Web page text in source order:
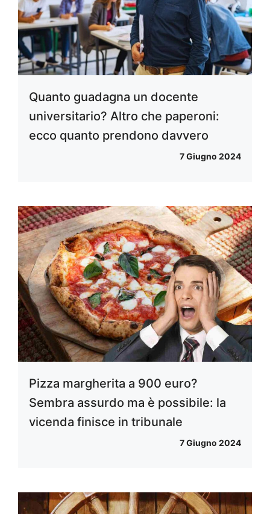
Quanto guadagna un docente
universitario? Altro che paperoni:
ecco quanto prendono davvero
7 Giugno 2024
Pizza margherita a 900 euro?
Sembra assurdo ma è possibile: la
vicenda finisce in tribunale
7 Giugno 2024